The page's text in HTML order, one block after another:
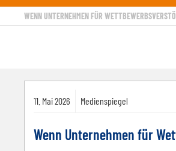
WENN UNTERNEHMEN FÜR
11. Mai2026 Medienspiegel
Wenn Unternehmen für